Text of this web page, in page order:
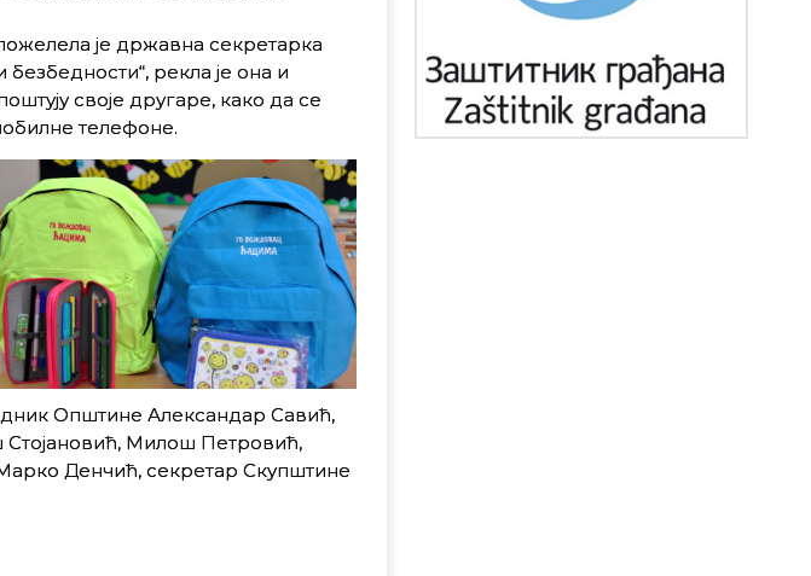
је државна секретарка
рекла је она и
своје другаре, како да се
телефоне.
Општине Александар Савић,
Милош Петровић,
Денчић, секретар Скупштине